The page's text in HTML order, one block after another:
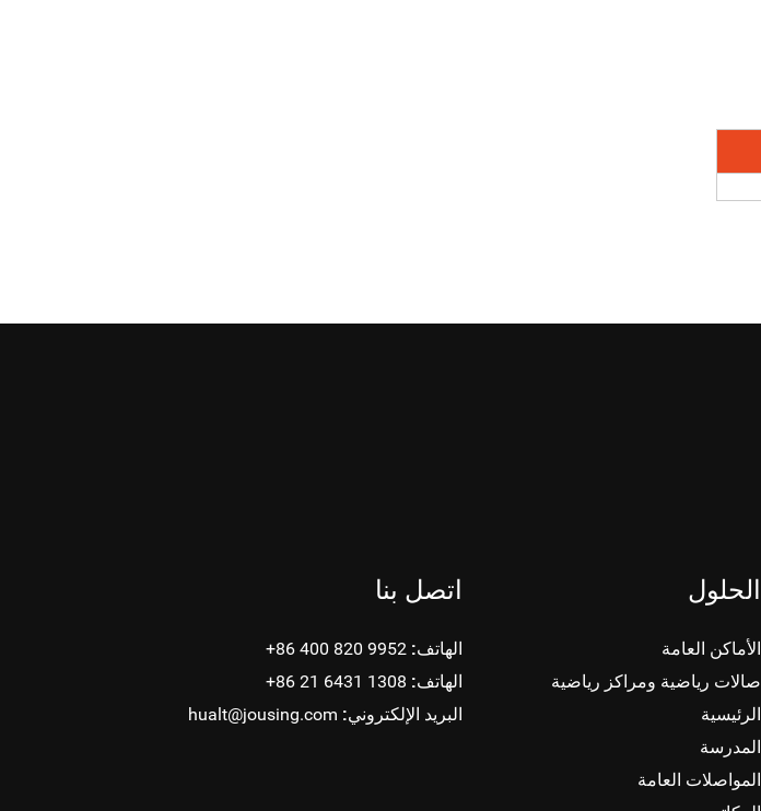
الحلول
الأماكن العامة
صالات رياضية ومراكز رياضية
الرئيسية
المدرسة
المواصلات العامة
اتصل بنا
الهاتف: +86 400 820 9952
الهاتف: +86 21 6431 1308
البريد الإلكتروني: hualt@jousing.com